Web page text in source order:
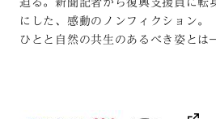
にした、感動のノンフィクション。
ひとと自然の共生のあるべき姿と